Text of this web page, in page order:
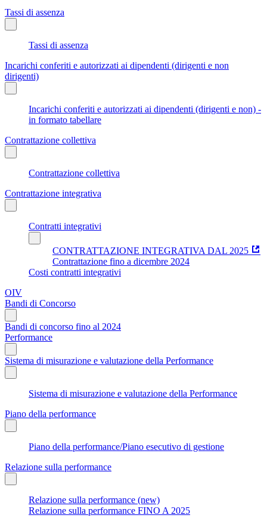
Tassi di assenza
Tassi di assenza
Incarichi conferiti e autorizzati ai dipendenti (dirigenti e non
dirigenti)
Incarichi conferiti e autorizzati ai dipendenti (dirigenti e non) -
in formato tabellare
Contrattazione collettiva
Contrattazione collettiva
Contrattazione integrativa
Contratti integrativi
CONTRATTAZIONE INTEGRATIVA DAL 2025
Contrattazione fino a dicembre 2024
Costi contratti integrativi
OIV
Bandi di Concorso
Bandi di concorso fino al 2024
Performance
Sistema di misurazione e valutazione della Performance
Sistema di misurazione e valutazione della Performance
Piano della performance
Piano della performance/Piano esecutivo di gestione
Relazione sulla performance
Relazione sulla performance (new)
Relazione sulla performance FINO A 2025